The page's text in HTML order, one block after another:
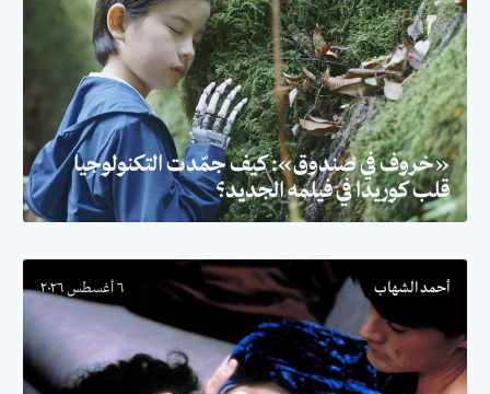
«خروف في صندوق»: كيف جمّدت التكنولوجيا
قلب كوريدا في فيلمه الجديد؟
أحمد الشهاب ٦ أغسطس ٢٠٢٦